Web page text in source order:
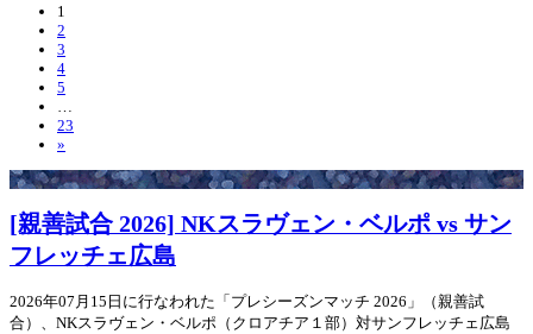
1
2
3
4
5
23
»
[親善試合 2026] NKスラヴェン・ベルポ vs サン
フレッチェ広島
2026年07月15日に行なわれた「プレシーズンマッチ 2026」（親善試
合）、NKスラヴェン・ベルポ（クロアチア１部）対サンフレッチェ広島